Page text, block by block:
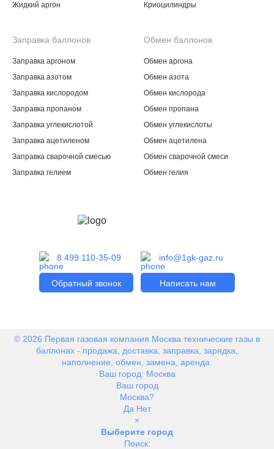
8 499 110-35-09
Обратный звонок
info@1gk-gaz.ru
Написать нам
Жидкий аргон
Криоцилиндры
Заправка баллонов
Заправка аргоном
Заправка азотом
Заправка кислородом
Заправка пропаном
Заправка углекислотой
Заправка ацетиленом
Заправка сварочной смесью
Заправка гелием
Обмен баллонов
Обмен аргона
Обмен азота
Обмен кислорода
Обмен пропана
Обмен углекислоты
Обмен ацетилена
Обмен сварочной смеси
Обмен гелия
© 2026 Первая газовая компания Москва технические газы в
баллонах - продажа, доставка, заправка, зарядка,
наполнение, обмен, замена, аренда.
Ваш город: Москва
Ваш город
Москва?
Да Нет
×
Выберите город
Поиск: